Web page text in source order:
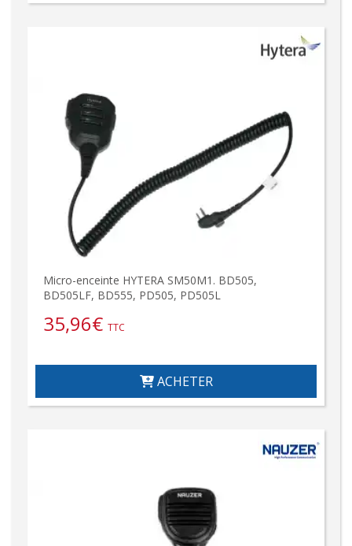
Micro-enceinte HYTERA SM50M1. BD505,
BD505LF, BD555, PD505, PD505L
35,96€ TTC
ACHETER